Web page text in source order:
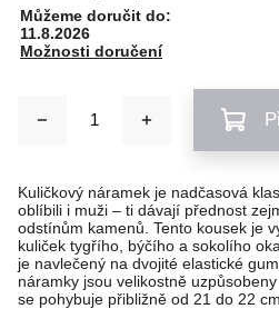
Můžeme doručit do:
11.8.2026
Možnosti doručení
Kuličkový náramek je nadčasová
oblíbili i muži – ti dávají přednost
odstínům kamenů. Tento kousek je
kuliček tygřího, býčího a sokolího
je navlečený na dvojité elastické
náramky jsou velikostně
se pohybuje přibližně od 21 do 22 cm.